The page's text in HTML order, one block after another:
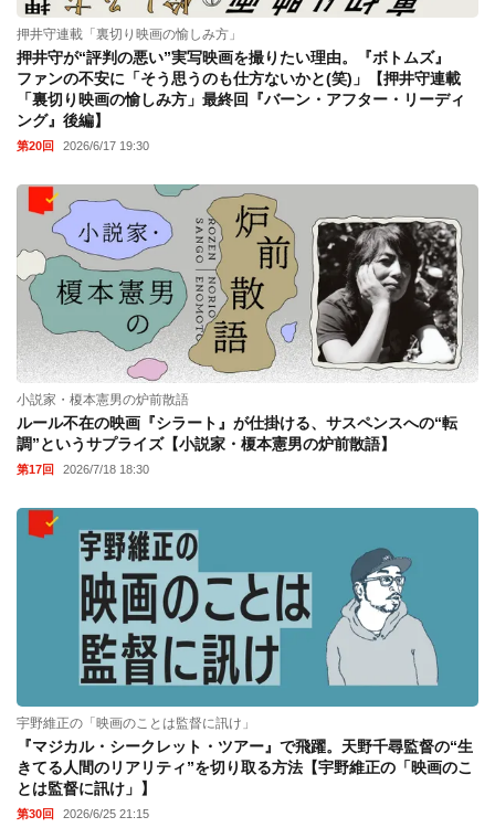
押井守連載「裏切り映画の愉しみ方」
押井守が“評判の悪い”実写映画を撮りたい理由。『ボトムズ』
ファンの不安に「そう思うのも仕方ないかと(笑)」【押井守連載
「裏切り映画の愉しみ方」最終回『バーン・アフター・リーディ
ング』後編】
第20回 2026/6/17 19:30
小説家・榎本憲男の炉前散語
ルール不在の映画『シラート』が仕掛ける、サスペンスへの“転
調”というサプライズ【小説家・榎本憲男の炉前散語】
第17回 2026/7/18 18:30
宇野維正の「映画のことは監督に訊け」
『マジカル・シークレット・ツアー』で飛躍。天野千尋監督の“生
きてる人間のリアリティ”を切り取る方法【宇野維正の「映画のこ
とは監督に訊け」】
第30回 2026/6/25 21:15